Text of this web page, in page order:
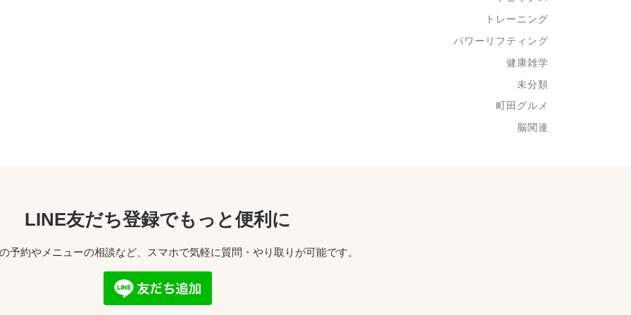
トレーニング
パワーリフティング
健康雑学
未分類
町田グルメ
脳関連
LINE友だち登録でもっと便利に
予約やメニューの相談など、スマホで気軽に質問・やり取りが可能です。